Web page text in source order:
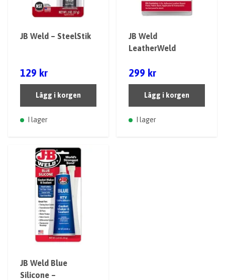
JB Weld – SteelStik
129 kr
Lägg i korgen
I lager
JB Weld
LeatherWeld
299 kr
Lägg i korgen
I lager
JB Weld Blue
Silicone –